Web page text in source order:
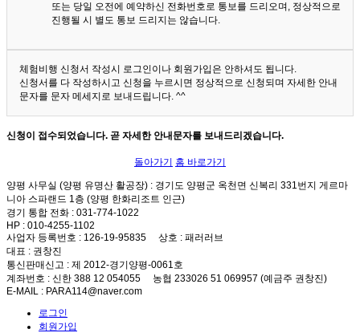
또는 당일 오전에 예약하신 전화번호로 통보를 드리오며, 정상적으로
진행될 시 별도 통보 드리지는 않습니다.
체험비행 신청서 작성시 로그인이나 회원가입은 안하셔도 됩니다.
신청서를 다 작성하시고 신청을 누르시면 정상적으로 신청되며 자세한 안내
문자를 문자 메세지로 보내드립니다. ^^
신청이 접수되었습니다. 곧 자세한 안내문자를 보내드리겠습니다.
돌아가기 홈 바로가기
양평 사무실 (양평 유명산 활공장) : 경기도 양평군 옥천면 신복리 331번지 게르마
니아 스파랜드 1층 (양평 한화리조트 인근)
경기 통합 전화 : 031-774-1022
HP : 010-4255-1102
사업자 등록번호 : 126-19-95835 상호 : 패러러브
대표 : 권창진
통신판매신고 : 제 2012-경기양평-0061호
계좌번호 : 신한 388 12 054055 농협 233026 51 069957 (예금주 권창진)
E-MAIL : PARA114@naver.com
로그인
회원가입